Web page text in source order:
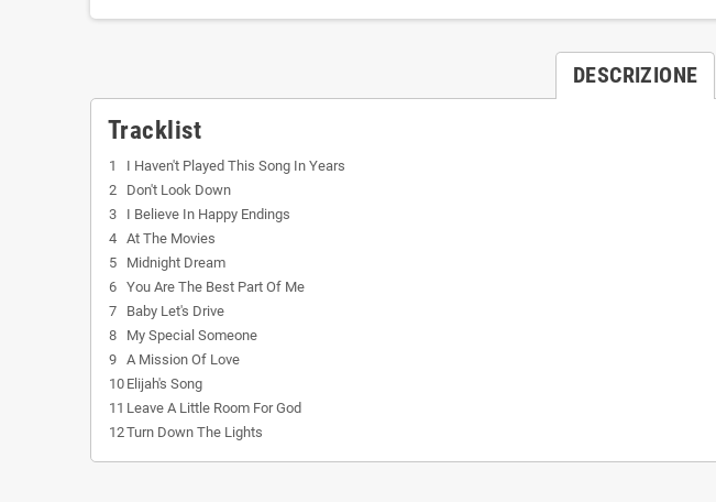
DESCRIZIONE
Tracklist
1
I Haven't Played This Song In Years
2
Don't Look Down
3
I Believe In Happy Endings
4 At The Movies
5
Midnight Dream
6 You Are The Best Part Of Me
7
Baby Let's Drive
8
My Special Someone
9 A Mission Of Love
10 Elijah's Song
11 Leave A Little Room For God
12Turn Down The Lights